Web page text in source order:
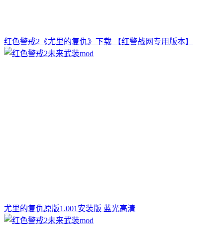
红色警戒2《尤里的复仇》下载 【红警战网专用版本】
尤里的复仇原版1.001安装版 蓝光高清